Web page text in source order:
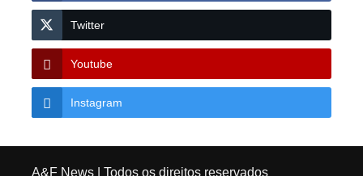
Twitter
Youtube
Instagram
A&F News| Todos os direitos reservados